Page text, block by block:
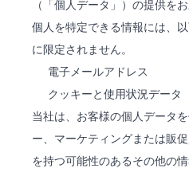
（「個人データ」）の提供を
個人を特定できる情報には、
に限定されません。
電子メールアドレス
クッキーと使用状況データ
当社は、お客様の個人データ
ー、マーケティングまたは販
を持つ可能性のあるその他の